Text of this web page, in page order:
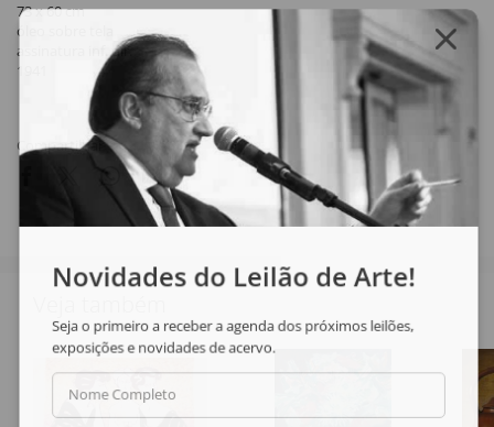
73 x 60 cm
óleo sobre tela
assinatura inf. dir.
1941
Compartilhar
Novidades do Leilão de Arte!
Seja o primeiro a receber a agenda dos próximos leilões,
exposições e novidades de acervo.
Nome Completo